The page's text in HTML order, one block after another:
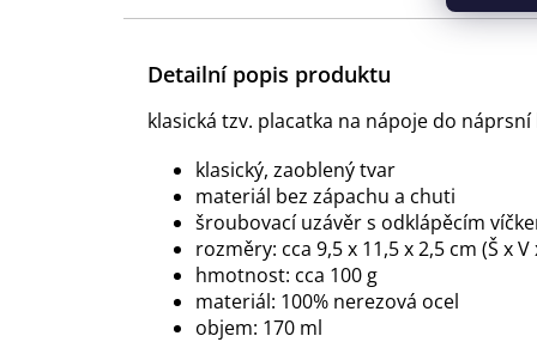
Detailní popis produktu
klasická tzv. placatka na nápoje do náprsní
klasický, zaoblený tvar
materiál bez zápachu a chuti
šroubovací uzávěr s odklápěcím
rozměry: cca 9,5 x 11,5 x 2,5 cm (Š x V
hmotnost: cca 100 g
materiál: 100% nerezová ocel
objem: 170 ml